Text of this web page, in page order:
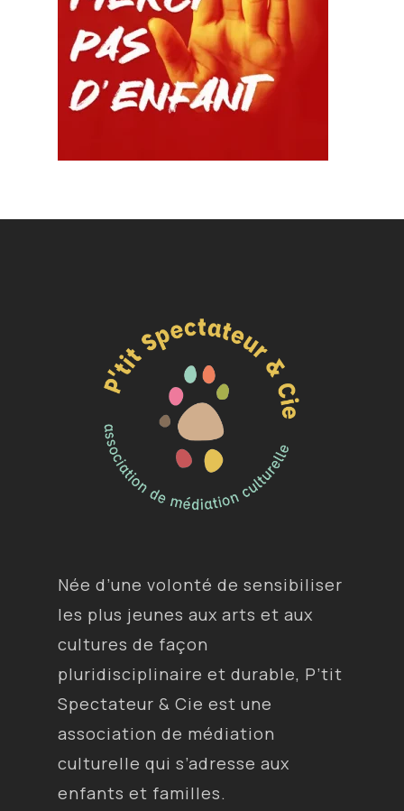
Née d’une volonté de sensibiliser
les plus jeunes aux arts et aux
cultures de façon
pluridisciplinaire et durable, P’tit
Spectateur & Cie est une
association de médiation
culturelle qui s’adresse aux
enfants et familles.